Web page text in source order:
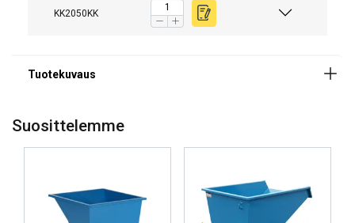
KK2050KK
Suosittelemme